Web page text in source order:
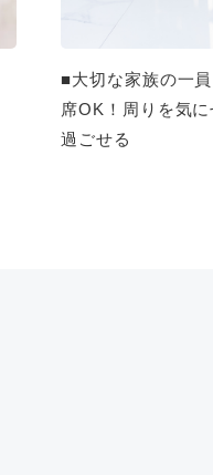
■大切な家族の一
席OK！周りを気
過ごせる